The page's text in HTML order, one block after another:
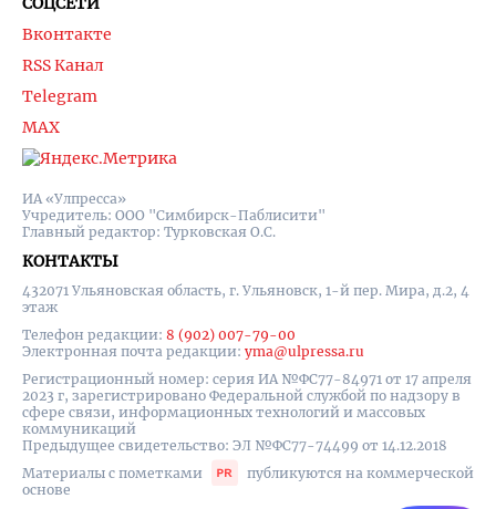
ИА «Улпресса»
Учредитель: ООО "Симбирск-Паблисити"
Главный редактор: Турковская О.С.
КОНТАКТЫ
432071 Ульяновская область, г. Ульяновск, 1-й пер. Мира, д.2, 4
этаж
Телефон редакции: 8 (902) 007-79-00
Электронная почта редакции: yma@ulpressa.ru
Регистрационный номер: серия ИА №ФС77-84971 от 17 апреля
2023 г, зарегистрировано Федеральной службой по надзору в
сфере связи, информационных технологий и массовых
коммуникаций
Предыдущее свидетельство: ЭЛ №ФС77-74499 от 14.12.2018
Материалы с пометками
публикуются на коммерческой
основе
Вконтакте
RSS Канал
Telegram
MAX